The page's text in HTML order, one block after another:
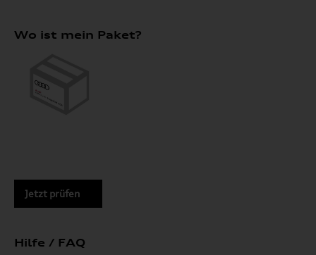
Wo ist mein Paket?
Jetzt prüfen
Hilfe / FAQ